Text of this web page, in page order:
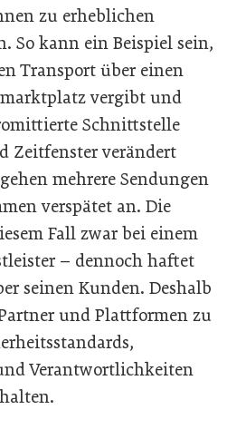
zu erheblichen
So kann ein Beispiel sein,
Transport über einen
vergibt und
Schnittstelle
Zeitfenster verändert
mehrere Sendungen
verspätet an. Die
Fall zwar bei einem
– dennoch haftet
seinen Kunden. Deshalb
und Plattformen zu
Verantwortlichkeiten